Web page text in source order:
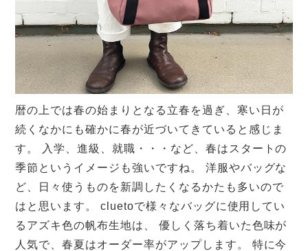
暦の上では春の始まりとなる立春を過ぎ、寒い日が
続くなかにも確かに春が近づいてきていると感じま
す。
入学、進級、就職・・・など、春はスタートの
季節というイメージも強いですね。
洋服やバッグな
ど、日々使うものを新調したくなるかたも多いので
はと思います。
cluetoで様々なバッグに使用してい
るアズキ色の帆布生地は、
優しく落ち着いた色味が
人気で、春夏はオーダー率がアップします。
特に今